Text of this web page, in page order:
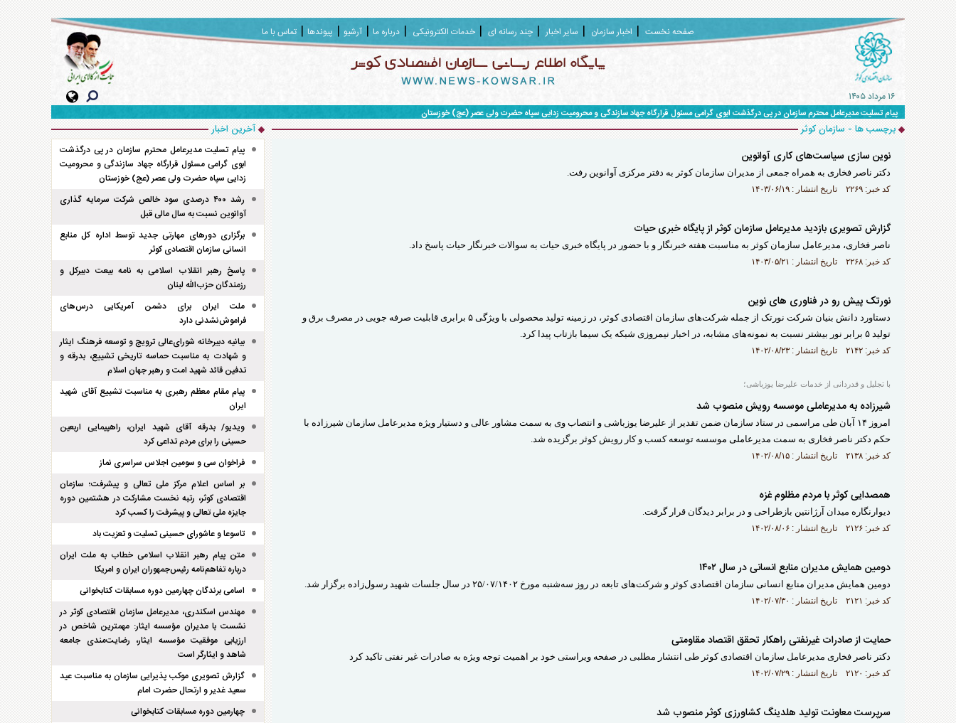
صفحه نخست اخبار سازمان سایر اخبار چند رسانه ای خدمات الکترونیکی درباره ما آرشیو پیوندها تماس با ما
۱۶ مرداد ۱۴۰۵
پیام تسلیت مدیرعامل محترم سازمان در پی درگذشت ابوی گرامی مسئول قرارگاه جهاد سازندگی و محرومیت زدایی سپاه حضرت ولی عصر (عج) خوزستان
برچسب ها - سازمان کوثر
نوین سازی سیاست‌های کاری آوانوین
دکتر ناصر فخاری به همراه جمعی از مدیران سازمان کوثر به دفتر مرکزی آوانوین رفت.
کد خبر: ۲۲۶۹ تاریخ انتشار : ۱۴۰۳/۰۶/۱۹
گزارش تصویری بازدید مدیرعامل سازمان کوثر از پایگاه خبری حیات
ناصر فخاری، مدیرعامل سازمان کوثر به مناسبت هفته خبرنگار و با حضور در پایگاه خبری حیات به سوالات خبرنگار حیات پاسخ داد.
کد خبر: ۲۲۶۸ تاریخ انتشار : ۱۴۰۳/۰۵/۲۱
نورتک پیش رو در فناوری های نوین
دستاورد دانش بنیان شرکت نورتک از جمله شرکت‌های سازمان اقتصادی کوثر، در زمینه تولید محصولی با ویژگی ۵ برابری قابلیت صرفه جویی در مصرف برق و
تولید ۵ برابر نور بیشتر نسبت به نمونه‌های مشابه، در اخبار نیمروزی شبکه یک سیما بازتاب پیدا کرد.
کد خبر: ۲۱۴۲ تاریخ انتشار : ۱۴۰۲/۰۸/۲۳
با تجلیل و قدردانی از خدمات علیرضا یوزباشی؛
شیرزاده به مدیرعاملی موسسه رویش منصوب شد
امروز ۱۴ آبان طی مراسمی در ستاد سازمان ضمن تقدیر از علیرضا یوزباشی و انتصاب وی به سمت مشاور عالی و دستیار ویژه مدیرعامل سازمان شیرزاده با
حکم دکتر ناصر فخاری به سمت مدیرعاملی موسسه توسعه کسب و کار رویش کوثر برگزیده شد.
کد خبر: ۲۱۳۸ تاریخ انتشار : ۱۴۰۲/۰۸/۱۵
همصدایی کوثر با مردم مظلوم غزه
دیوارنگاره میدان آرژانتین بازطراحی و در برابر دیدگان قرار گرفت.
کد خبر: ۲۱۲۶ تاریخ انتشار : ۱۴۰۲/۰۸/۰۶
دومین همایش مدیران منابع انسانی در سال ۱۴۰۲
دومین همایش مدیران منابع انسانی سازمان اقتصادی کوثر و شرکت‌های تابعه در روز سه‌شنبه مورخ ۲۵/۰۷/۱۴۰۲ در سال جلسات شهید رسول‌زاده برگزار شد.
کد خبر: ۲۱۲۱ تاریخ انتشار : ۱۴۰۲/۰۷/۳۰
حمایت از صادرات غیرنفتی راهکار تحقق اقتصاد مقاومتی
دکتر ناصر فخاری مدیرعامل سازمان اقتصادی کوثر طی انتشار مطلبی در صفحه ویراستی خود بر اهمیت توجه ویژه به صادرات غیر نفتی تاکید کرد
کد خبر: ۲۱۲۰ تاریخ انتشار : ۱۴۰۲/۰۷/۲۹
سرپرست معاونت تولید هلدینگ کشاورزی کوثر منصوب شد
آخرین اخبار
پیام تسلیت مدیرعامل محترم سازمان در پی درگذشت
ابوی گرامی مسئول قرارگاه جهاد سازندگی و محرومیت
زدایی سپاه حضرت ولی عصر (عج) خوزستان
رشد ۴۰۰ درصدی سود خالص شرکت سرمایه گذاری
آوانوین نسبت به سال مالی قبل
برگزاری دور‌های مهارتی جدید توسط اداره کل منابع
انسانی سازمان اقتصادی کوثر
پاسخ رهبر انقلاب اسلامی به نامه بیعت دبیرکل و
رزمندگان حزب‌الله لبنان
ملت ایران برای دشمن آمریکایی درس‌های
فراموش‌نشدنی دارد
بیانیه دبیرخانه شورای‌عالی ترویج و توسعه فرهنگ ایثار
و شهادت به مناسبت حماسه تاریخی تشییع، بدرقه و
تدفین قائد شهید امت و رهبر جهان اسلام
پیام مقام معظم رهبری به مناسبت تشییع آقای شهید
ایران
ویدیو/ بدرقه آقای شهید ایران، راهپیمایی اربعین
حسینی را برای مردم تداعی کرد
فراخوان سی و سومین اجلاس سراسری نماز
بر اساس اعلام مرکز ملی تعالی و پیشرفت؛ سازمان
اقتصادی کوثر، رتبه نخست مشارکت در هشتمین دوره
جایزه ملی تعالی و پیشرفت را کسب کرد
تاسوعا و عاشورای حسینی تسلیت و تعزیت باد
متن پیام رهبر انقلاب اسلامی خطاب به ملت ایران
درباره تفاهم‌نامه رئیس‌جمهوران ایران و امریکا
اسامی برندگان چهارمین دوره مسابقات کتابخوانی
مهندس اسکندری، مدیرعامل سازمان اقتصادی کوثر در
نشست با مدیران مؤسسه ایثار: مهمترین شاخص در
ارزیابی موفقیت مؤسسه ایثار، رضایت‌مندی جامعه
شاهد و ایثارگر است
گزارش تصویری موکب پذیرایی سازمان به مناسبت عید
سعید غدیر و ارتحال حضرت امام
چهارمین دوره مسابقات کتابخوانی